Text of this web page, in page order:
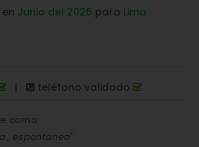
Junio del 2026 para Lima
| teléfono validado
como:
, espontaneo"